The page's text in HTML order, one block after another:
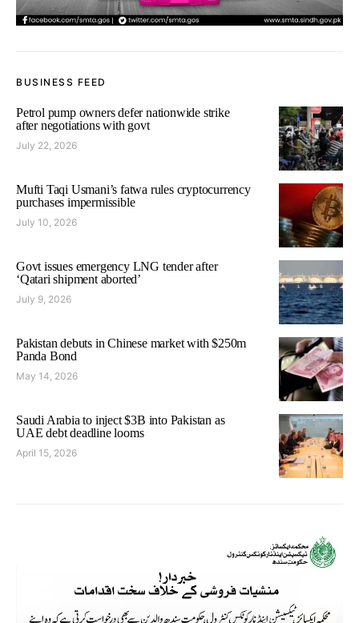
BUSINESS FEED
Petrol pump owners defer nationwide strike
after negotiations with govt
July 22, 2026
Mufti Taqi Usmani’s fatwa rules cryptocurrency
purchases impermissible
July 10, 2026
Govt issues emergency LNG tender after
‘Qatari shipment aborted’
July 9, 2026
Pakistan debuts in Chinese market with $250m
Panda Bond
May 14, 2026
Saudi Arabia to inject $3B into Pakistan as
UAE debt deadline looms
April 15, 2026